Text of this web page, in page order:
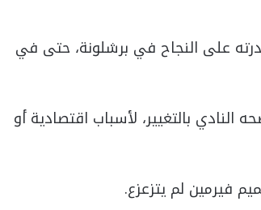
على النجاح في برشلونة، حتى في
بالتغيير، لأسباب اقتصادية أو
فيرمين لم يتزعزع.